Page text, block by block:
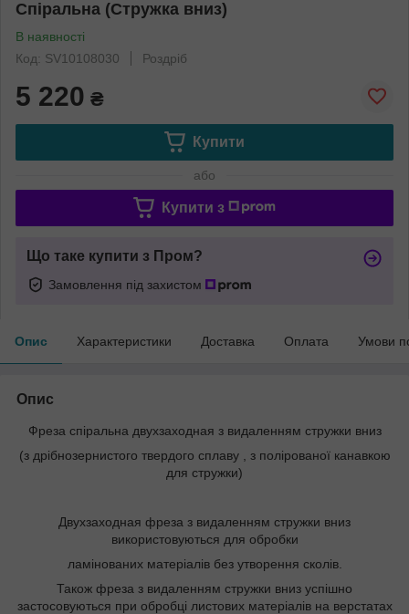
Спіральна (Стружка вниз)
В наявності
Код: SV10108030
Роздріб
5 220 ₴
Купити
або
Купити з
Що таке купити з Пром?
Замовлення під захистом
Опис Характеристики Доставка Оплата Умови
Опис
Фреза спіральна двухзаходная з видаленням стружки вниз
(з дрібнозернистого твердого сплаву , з полірованої канавкою
для стружки)
Двухзаходная фреза з видаленням стружки вниз
використовуються для обробки
ламінованих матеріалів без утворення сколів.
Також фреза з видаленням стружки вниз успішно
застосовуються при обробці листових матеріалів на верстатах